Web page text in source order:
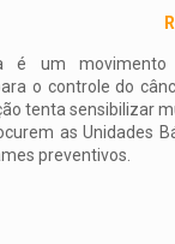
é um movimento
o controle do
tenta sensibilizar
as Unidades
preventivos.